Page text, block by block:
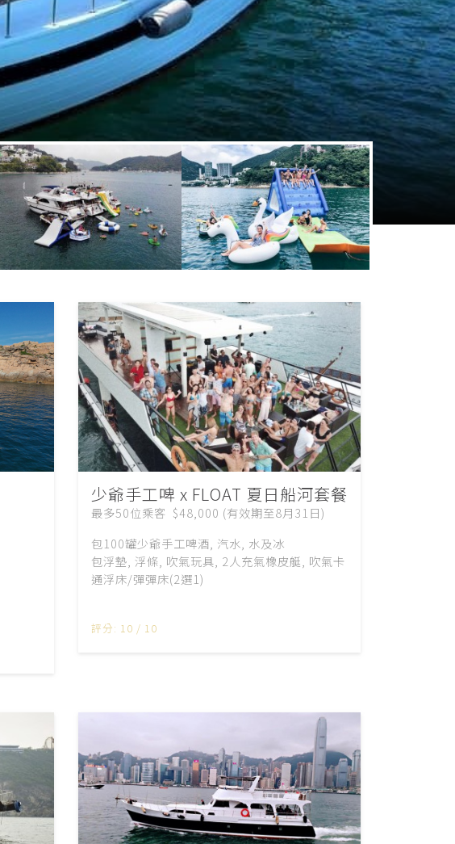
少爺手工啤 x FLOAT 夏日船河套餐
最多50位乘客 $48,000 (有效期至8月31日)
包100罐少爺手工啤酒, 汽水, 水及冰
包浮墊, 浮條, 吹氣玩具, 2人充氣橡皮艇, 吹氣卡
通浮床/彈彈床(2選1)
評分: 10 / 10